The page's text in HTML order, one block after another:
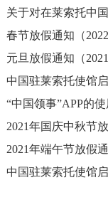
关于对在莱索托中
春节放假通知（
元旦放假通知（
中国驻莱索托使馆
“中国领事”APP的
2021年国庆中秋节
2021年端午节放假
中国驻莱索托使馆